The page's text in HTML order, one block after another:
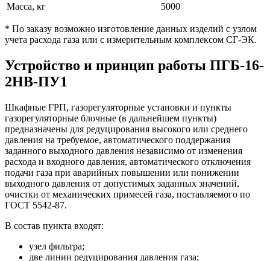
Масса, кг
5000
* По заказу возможно изготовление данных изделий с узлом
учета расхода газа или с измерительным комплексом СГ-ЭК.
Устройство и принцип работы ПГБ-16-
2НВ-ПУ1
Шкафные ГРП, газорегуляторные установки и пункты
газорегуляторные блочные (в дальнейшем пункты)
предназначены для редуцирования высокого или среднего
давления на требуемое, автоматического поддержания
заданного выходного давления независимо от изменения
расхода и входного давления, автоматического отключения
подачи газа при аварийных повышении или понижении
выходного давления от допустимых заданных значений,
очистки от механических примесей газа, поставляемого по
ГОСТ 5542-87.
В состав пункта входят:
узел фильтра;
две линии редуцирования давления газа;